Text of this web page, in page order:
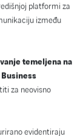
platformi za
između
temeljena na
Business
za neovisno
evidentiraju